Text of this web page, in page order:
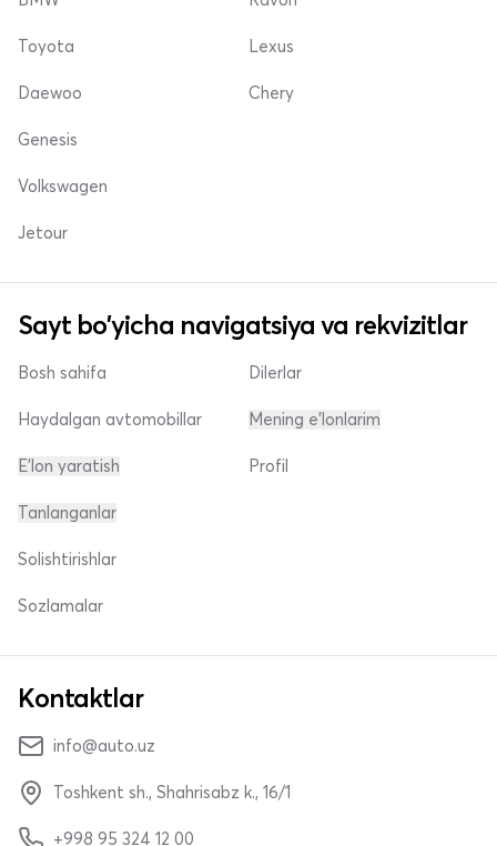
Toyota
Daewoo
Lexus
Chery
Genesis
Volkswagen
Jetour
Sayt bo'yicha navigatsiya va rekvizitlar
Bosh sahifa
Haydalgan avtomobillar
E'lon yaratish
Dilerlar
Mening e'lonlarim
Profil
Tanlanganlar
Solishtirishlar
Sozlamalar
Kontaktlar
info@auto.uz
Toshkent sh., Shahrisabz k., 16/1
+998 95 324 12 00